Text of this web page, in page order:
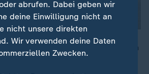
festgesetzten Pastors Brunson
Sanktionen gegen zwei Minister
Brase über die
abrufen. Dabei geben wir
deine Einwilligung nicht an
nicht unsere direkten
Wir verwenden deine Daten
Zwecken.